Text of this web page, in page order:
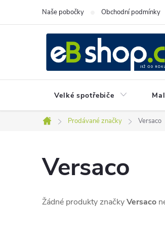
Naše pobočky Obchodní podmínky
Velké spotřebiče
Domů
Prodávané značky Versaco
Versaco
Žádné produkty značkyVersaco